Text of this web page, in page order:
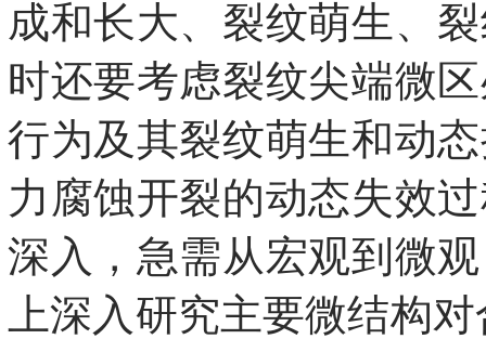
成和长大、裂纹萌生、
时还要考虑裂纹尖端微
行为及其裂纹萌生和动
力腐蚀开裂的动态失效
深入，急需从宏观到微
上深入研究主要微结构